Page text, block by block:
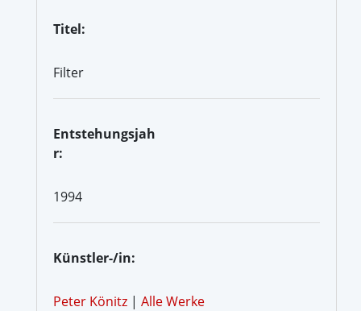
Titel:
Filter
Entstehungsjah
r:
1994
Künstler-/in:
Peter Könitz | Alle Werke